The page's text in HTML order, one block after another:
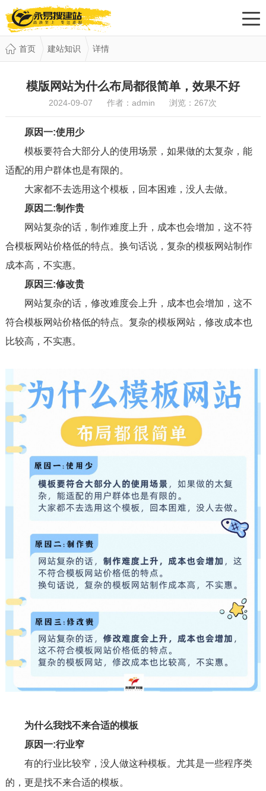
首页 建站知识 详情
模版网站为什么布局都很简单，效果不好
2024-09-07 作者：admin 浏览： 267次
原因一:使用少
模板要符合大部分人的使用场景，如果做的太复杂，能
适配的用户群体也是有限的。
大家都不去选用这个模板，回本困难，没人去做。
原因二:制作贵
网站复杂的话，制作难度上升，成本也会增加，这不符
合模板网站价格低的特点。换句话说，复杂的模板网站制作
成本高，不实惠。
原因三:修改贵
网站复杂的话，修改难度会上升，成本也会增加，这不
符合模板网站价格低的特点。复杂的模板网站，修改成本也
比较高，不实惠。
为什么我找不来合适的模板
原因一:行业窄
有的行业比较窄，没人做这种模板。尤其是一些程序类
的，更是找不来合适的模板。